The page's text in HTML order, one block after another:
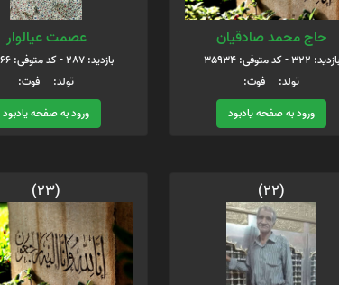
حاج محمد صادقیان
بازدید: 322 - کد متوفی: 35934
تولد: فوت:
ورود به صفحه یادبود
عصمت عیالوار
بازدید: 287 - کد متوفی: 38366
تولد: فوت:
ورود به صفحه یادبود
(22)
(23)